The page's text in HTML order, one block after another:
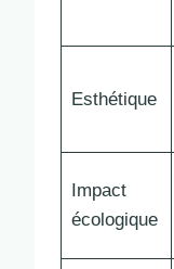
Esthétique
Impact
écologique